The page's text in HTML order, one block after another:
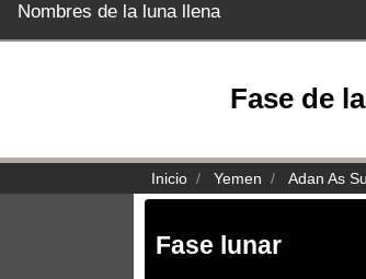
Nombres de la luna llena
Fase de
Inicio Yemen Adan As
Fase lunar